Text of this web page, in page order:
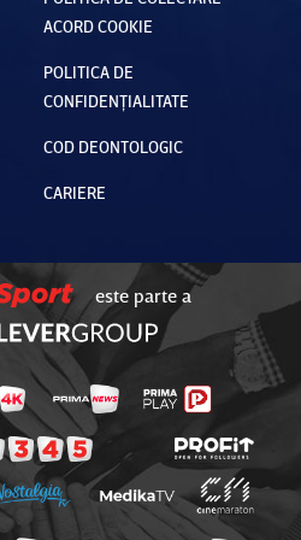
ACORD COOKIE
POLITICA DE
CONFIDENȚIALITATE
COD DEONTOLOGIC
CARIERE
este parte a